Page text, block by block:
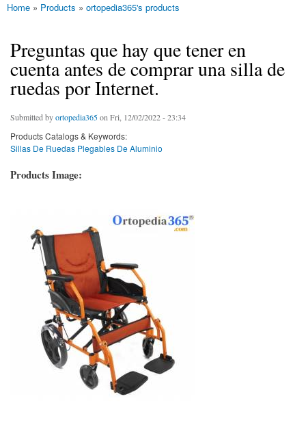
You are here
Home » Products » ortopedia365's products
Preguntas que hay que tener en
cuenta antes de comprar una silla de
ruedas por Internet.
Submitted byortopedia365on Fri, 12/02/2022 - 23:34
Products Catalogs & Keywords:
Sillas De Ruedas Plegables De Aluminio
Products Image: